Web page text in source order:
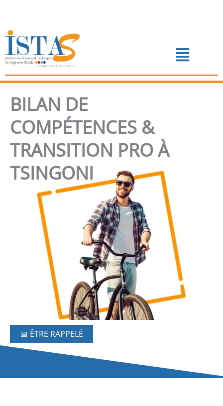
contenu
Menu
📅 PRENDRE RENDEZ-VOUS
BILAN DE
COMPÉTENCES &
TRANSITION PRO À
TSINGONI
📅 ÊTRE RAPPELÉ